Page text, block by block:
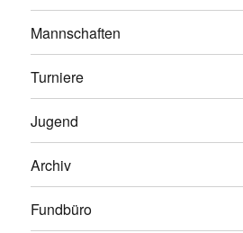
Mannschaften
Turniere
Jugend
Archiv
Fundbüro